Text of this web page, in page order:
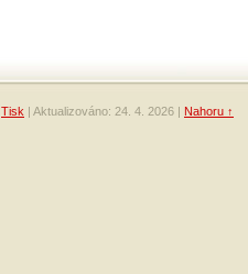
Tisk | Aktualizováno: 24. 4. 2026 | Nahoru ↑